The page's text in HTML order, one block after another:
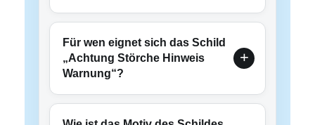
Für wen eignet sich das Schild
„Achtung Störche Hinweis
Warnung“?